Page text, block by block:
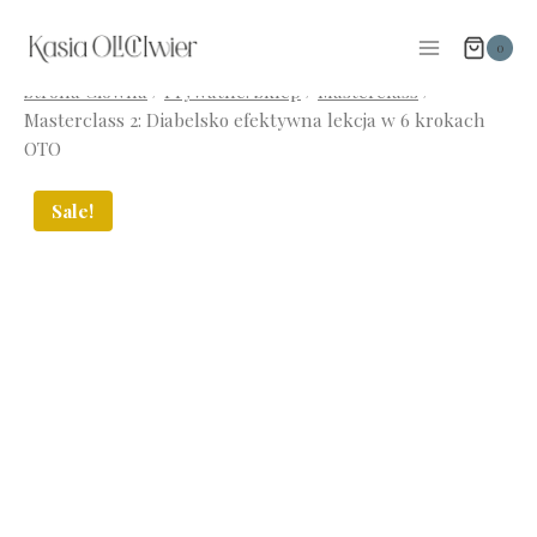
0
Strona Główna / Prywatne: Sklep / Masterclass /
Masterclass 2: Diabelsko efektywna lekcja w 6 krokach
OTO
Sale!